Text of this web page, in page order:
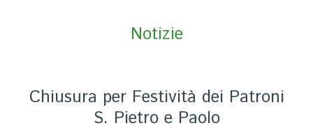
Notizie
Chiusura per Festività dei Patroni
S. Pietro e Paolo
Statuto e Regolamenti
Assicurazione
Convenzioni